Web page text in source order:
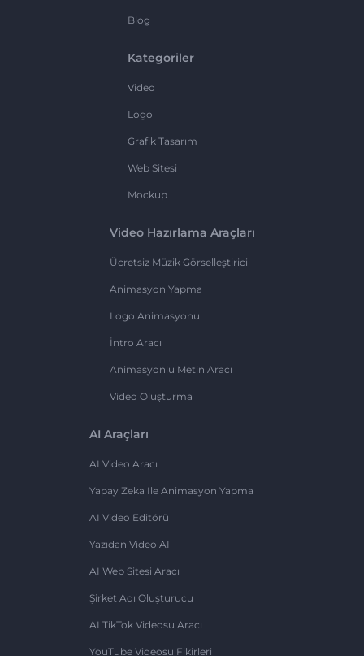
Blog
Kategoriler
Video
Logo
Grafik Tasarım
Web Sitesi
Mockup
Video Hazırlama Araçları
Ücretsiz Müzik Görselleştirici
Animasyon Yapma
Logo Animasyonu
İntro Aracı
Animasyonlu Metin Aracı
Video Oluşturma
AI Araçları
AI Video Aracı
Yapay Zeka Ile Animasyon Yapma
AI Video Editörü
Yazıdan Video AI
AI Web Sitesi Aracı
Şirket Adı Oluşturucu
AI TikTok Videosu Aracı
YouTube Videosu Fikirleri